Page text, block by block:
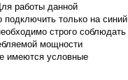
работы данной
только на синий,
строго соблюдать
мощности
имеются условные